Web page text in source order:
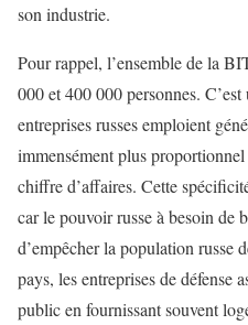
son industrie.
Pour rappel, l’ensemble de la
000 et 400 000 personnes.
entreprises russes emploient
immensément plus
chiffre d’affaires. Cette
car le pouvoir russe à besoin de
d’empêcher la population russe
pays, les entreprises de défense
public en fournissant souvent